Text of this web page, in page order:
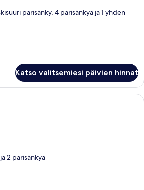
parisänky, 4 parisänkyä ja 1 yhden
Katso valitsemiesi päivien hinnat
Puinen mökki, jonka sisätiloissa on
2 parisänkyä